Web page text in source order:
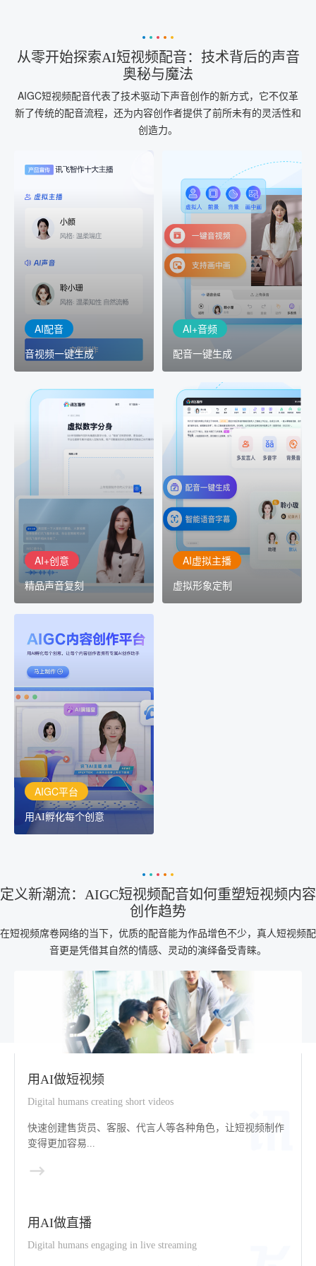
从零开始探索AI短视频配音：技术背后的声音
奥秘与魔法
AIGC短视频配音代表了技术驱动下声音创作的新方式，它不仅革
新了传统的配音流程，还为内容创作者提供了前所未有的灵活性和
创造力。
AI配音
音视频一键生成
AI配音
音视频一键生成
室"中输入文本或录音，一
出
AI+音频
配音一键生成
AI+音频
配音一键生成
AI+音频：基于全球领先的
TTS能力打造的AI音频制作
工具，输入文本、选择发
音人即可一键生成专业音
AI+创意
精品声音复刻
AI+创意
精品声音复刻
AI+创意：AIGC 能力集中
展示窗口，体验 AIGC 给
生活和生产带来的改变
AI虚拟主播
虚拟形象定制
讯飞智作：让每一个内容
创作者高效生产灵活定制
AIGC平台
用AI孵化每个创意
AIGC平台
用AI孵化每个创意
讯飞AIGC平台：让每个创
作者都拥有自己的专注AI
创作助手
定义新潮流：AIGC短视频配音如何重塑短视频内容
创作趋势
在短视频席卷网络的当下，优质的配音能为作品增色不少，真人短视频配
音更是凭借其自然的情感、灵动的演绎备受青睐。
用AI做短视频
Digital humans creating short videos
快速创建售货员、客服、代言人等各种角色，让短视频制作
变得更加容易...
用AI做直播
Digital humans engaging in live streaming